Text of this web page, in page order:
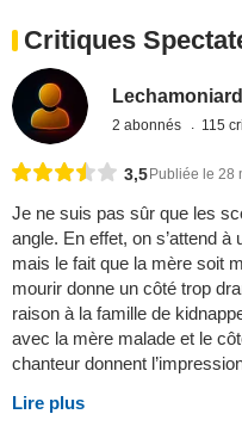
Critiques
Lechamoniard
2 abonnés 115
3,5 Publiée le 28
Je ne suis pas sûr que les
angle. En effet, on s’attend
mais le fait que la mère soit
mourir donne un côté trop
raison à la famille de
avec la mère malade et le
chanteur donnent
Lire plus